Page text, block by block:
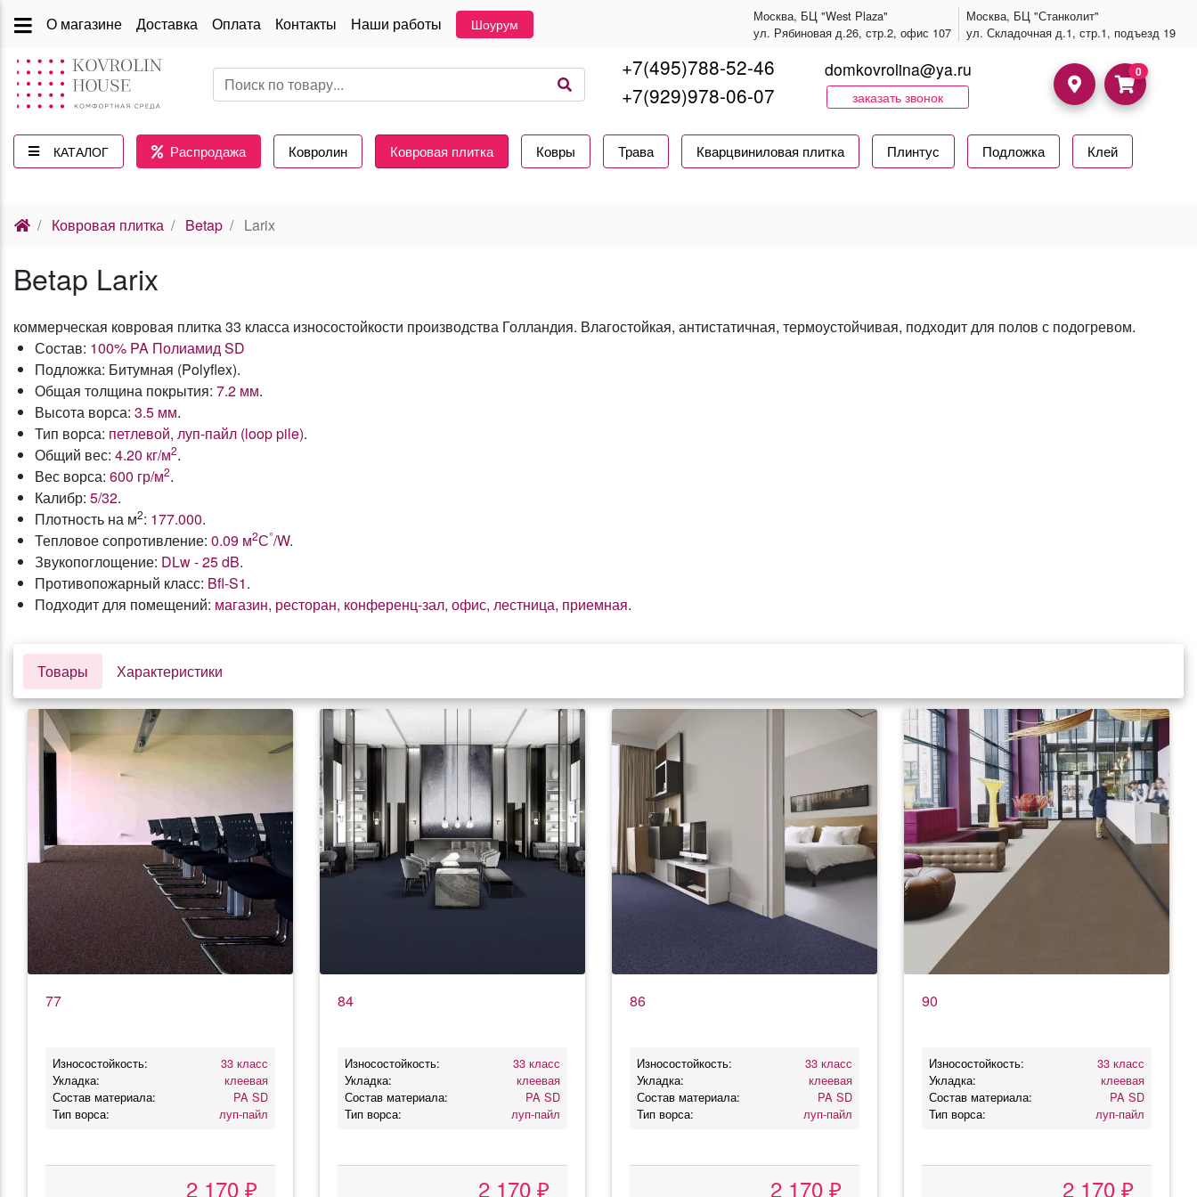
О магазине Доставка Оплата Контакты Наши работы Шоурум
Москва, БЦ "West Plaza"
ул. Рябиновая д.26, стр.2, офис 107
Москва, БЦ "Станколит"
ул. Складочная д.1, стр.1, подъезд 19
+7(495)788-52-46
+7(929)978-06-07
domkovrolina@ya.ru
заказать звонок
0
КАТАЛОГ
(current) Распродажа Ковролин Ковровая плитка Ковры Трава Кварцвиниловая плитка Плинтус Подложка Клей
Ковровая плитка Betap Larix
Betap Larix
коммерческая ковровая плитка 33 класса износостойкости производства Голландия. Влагостойкая, антистатичная, термоустойчивая, подходит для полов с подогревом.
Состав: 100% PA Полиамид SD
Подложка: Битумная (Polyflex).
Общая толщина покрытия: 7.2 мм.
Высота ворса: 3.5 мм.
Тип ворса: петлевой, луп-пайл (loop pile).
Общий вес: 4.20 кг/м2.
Вес ворса: 600 гр/м2.
Калибр: 5/32.
Плотность на м2: 177.000.
Тепловое сопротивление: 0.09 м2С°/W.
Звукопоглощение: DLw - 25 dB.
Противопожарный класс: Bfl-S1.
Подходит для помещений: магазин, ресторан, конференц-зал, офис, лестница, приемная.
Товары Характеристики
77
Износостойкость:
33 класс
Укладка:
клеевая
Состав материала:
PA SD
Тип ворса:
луп-пайл
2 170 ₽
84
Износостойкость:
33 класс
Укладка:
клеевая
Состав материала:
PA SD
Тип ворса:
луп-пайл
2 170 ₽
86
Износостойкость:
33 класс
Укладка:
клеевая
Состав материала:
PA SD
Тип ворса:
луп-пайл
2 170 ₽
90
Износостойкость:
33 класс
Укладка:
клеевая
Состав материала:
PA SD
Тип ворса:
луп-пайл
2 170 ₽